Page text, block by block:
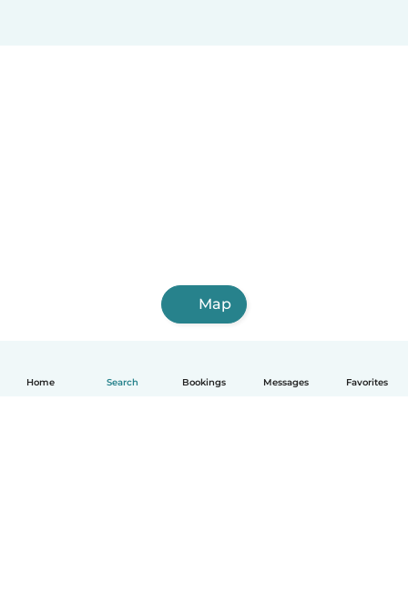
Home Search Bookings Messages Favorites
Map